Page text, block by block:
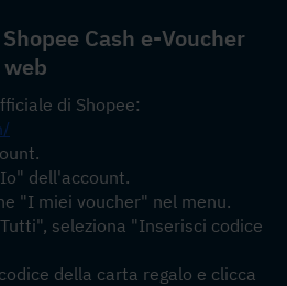
Cash e-Voucher
dell'account.
"I miei voucher" nel menu.
seleziona "Inserisci codice
della carta regalo e clicca